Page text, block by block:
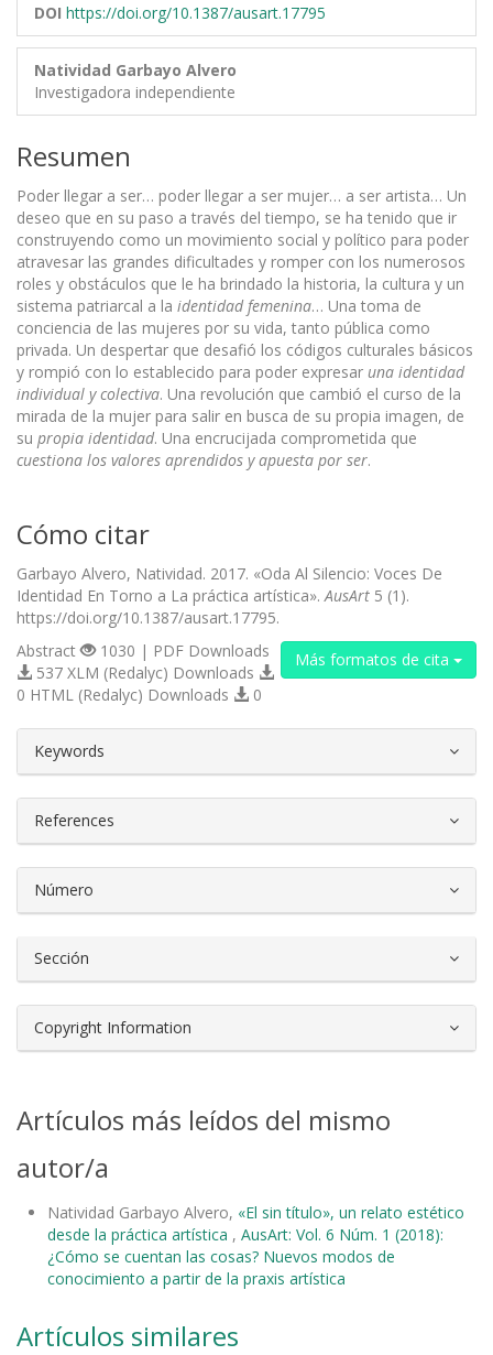
DOI https://doi.org/10.1387/ausart.17795
Natividad Garbayo Alvero
Investigadora independiente
Resumen
Poder llegar a ser… poder llegar a ser mujer… a ser artista… Un
deseo que en su paso a través del tiempo, se ha tenido que ir
construyendo como un movimiento social y político para poder
atravesar las grandes dificultades y romper con los numerosos
roles y obstáculos que le ha brindado la historia, la cultura y un
sistema patriarcal a la identidad femenina… Una toma de
conciencia de las mujeres por su vida, tanto pública como
privada. Un despertar que desafió los códigos culturales básicos
y rompió con lo establecido para poder expresar una identidad
individual y colectiva. Una revolución que cambió el curso de la
mirada de la mujer para salir en busca de su propia imagen, de
su propia identidad. Una encrucijada comprometida que
cuestiona los valores aprendidos y apuesta por ser.
Cómo citar
Garbayo Alvero, Natividad. 2017. «Oda Al Silencio: Voces De
Identidad En Torno a La práctica artística». AusArt 5 (1).
https://doi.org/10.1387/ausart.17795.
Más formatos de cita
Abstract
1030 | PDF Downloads
537 XLM (Redalyc) Downloads
0 HTML (Redalyc) Downloads
0
Keywords
References
Número
Sección
Copyright Information
Artículos más leídos del mismo
autor/a
Natividad Garbayo Alvero, «El sin título», un relato estético
desde la práctica artística , AusArt: Vol. 6 Núm. 1 (2018):
¿Cómo se cuentan las cosas? Nuevos modos de
conocimiento a partir de la praxis artística
Artículos similares